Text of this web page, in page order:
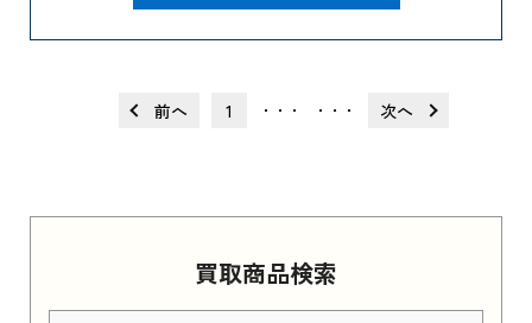
買取商品検索
前へ 1 ・・・ ・・・ 次へ